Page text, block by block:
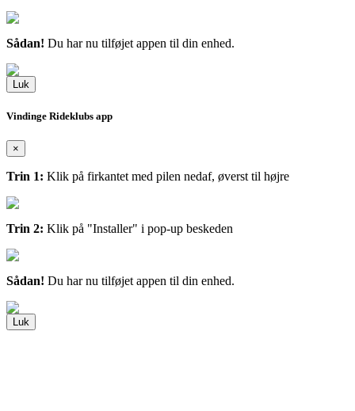
Sådan! Du har nu tilføjet appen til din enhed.
Luk
Vindinge Rideklubs app
×
Trin 1: Klik på firkantet med pilen nedaf, øverst til højre
Trin 2: Klik på "Installer" i pop-up beskeden
Sådan! Du har nu tilføjet appen til din enhed.
Luk